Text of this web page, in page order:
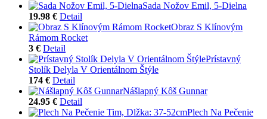
Sada Nožov Emil, 5-Dielna
19.98 € Detail
Obraz S Klínovým
Rámom Rocket
3 € Detail
Prístavný
Stolík Delyla V Orientálnom Štýle
174 € Detail
Nášlapný Kôš Gunnar
24.95 € Detail
Plech Na Pečenie